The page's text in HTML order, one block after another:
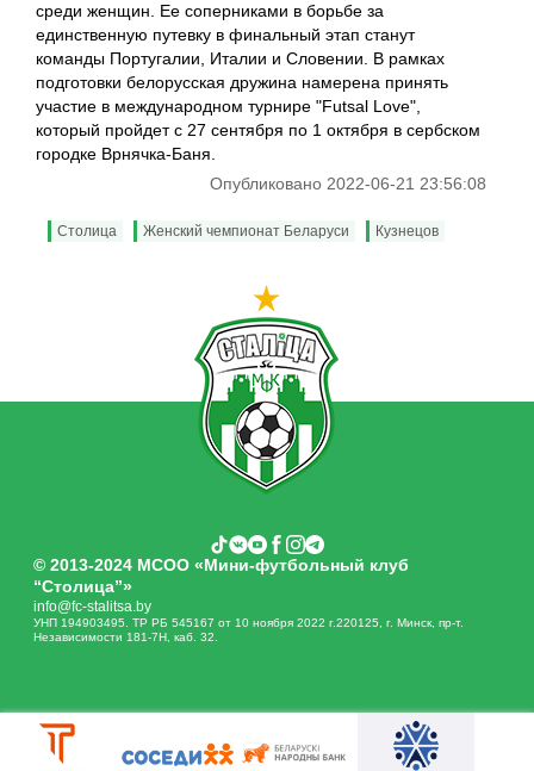
среди женщин. Ее соперниками в борьбе за
единственную путевку в финальный этап станут
команды Португалии, Италии и Словении. В рамках
подготовки белорусская дружина намерена принять
участие в международном турнире "Futsal Love",
который пройдет с 27 сентября по 1 октября в сербском
городке Врнячка-Баня.
Опубликовано 2022-06-21 23:56:08
Столица Женский чемпионат Беларуси Кузнецов
© 2013-2024 МСОО «Мини-футбольный клуб
“Столица”»
info@fc-stalitsa.by
УНП 194903495. ТР РБ 545167 от 10 ноября 2022 г.220125, г. Минск, пр-т.
Независимости 181-7Н, каб. 32.